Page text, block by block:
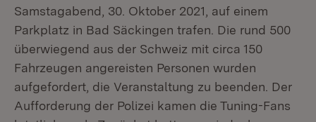
Samstagabend, 30. Oktober 2021, auf einem
Parkplatz in Bad Säckingen trafen. Die rund 500
überwiegend aus der Schweiz mit circa 150
Fahrzeugen angereisten Personen wurden
aufgefordert, die Veranstaltung zu beenden. Der
Aufforderung der Polizei kamen die Tuning-Fans